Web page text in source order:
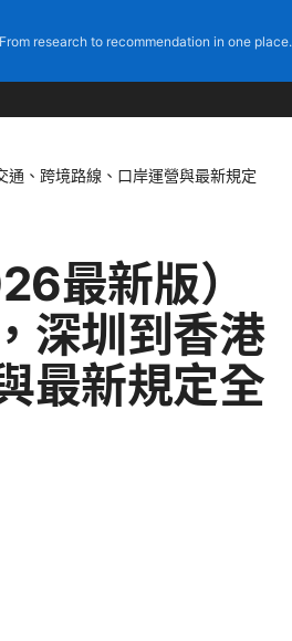
From research to recommendation in one place.
、跨境路線、口岸運營與最新規定
最新版）
深圳到香港
最新規定全